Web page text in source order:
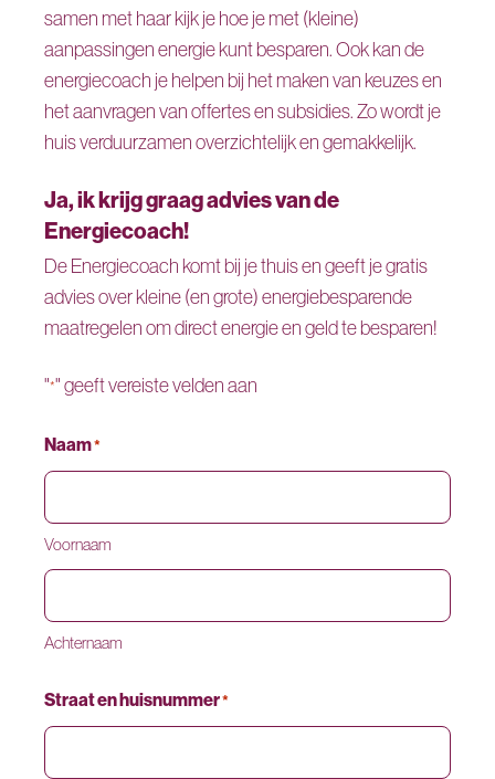
samen met haar kijk je hoe je met (kleine)
aanpassingen energie kunt besparen. Ook kan de
energiecoach je helpen bij het maken van keuzes en
het aanvragen van offertes en subsidies. Zo wordt je
huis verduurzamen overzichtelijk en gemakkelijk.
Ja, ik krijg graag advies van de
Energiecoach!
De Energiecoach komt bij je thuis en geeft je gratis
advies over kleine (en grote) energiebesparende
maatregelen om direct energie en geld te besparen!
"*" geeft vereiste velden aan
Naam*
Voornaam
Achternaam
Straat en huisnummer*